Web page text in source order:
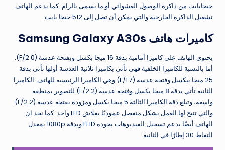
جيجابايت من ذاكرة الوصول العشوائي أو ما يسمى بالرام. كما يدعم الهاتف
تشغيل الذاكرة الخارجية والتي يمكن أن تصل إلى 512 جيجا بايت.
كاميرات هاتف Samsung Galaxy A30s
يحتوي الهاتف على كاميرا أمامية بدقة 16 ميجا بكسل وبفتحة عدسة (F/2.0).
أما بالنسبة للكاميرا الخلفية فهي تأتي بكاميرا ثلاثية العدسة أولها تأتي بدقة
25 ميجا بيكسل وفتحة عدسة (F/1.7) وهي الكاميرا الرئيسية للهاتف. الكاميرا
الثانية تأتي بدقة 8 ميجا بكسل وفتحة عدسة (F/2.2) للتصوير بمنطقة
واسعة، وتبلغ دقة الكاميرا الثالثة 5 ميجا بكسل ومزودة بفتحة عدسة (F/2.2)
والتي تتيح لها العمل بشكل منفصل عموديًا بفلاش LED واحد. كما نجد ان
الهاتف أيضًا يدعم تسجيل الفيديوهات بجودة FHD وبدقة 1080p بمعدل
التقاط 30 إطارًا في الثانية.